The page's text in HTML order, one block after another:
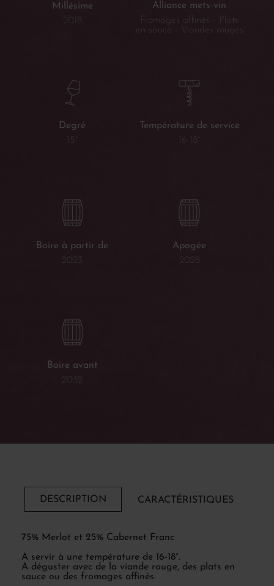
Millésime
2018
Alliance mets-vin
Fromages affinés - Plats
en sauce - Viandes rouges
Degré
15°
Température de service
16-18°
Boire à partir de
2023
Apogée
2028
Boire avant
2032
DESCRIPTION CARACTÉRISTIQUES
75% Merlot et 25% Cabernet Franc
A servir à une température de 16-18°.
A déguster avec de la viande rouge, des plats en
sauce ou des fromages affinés.